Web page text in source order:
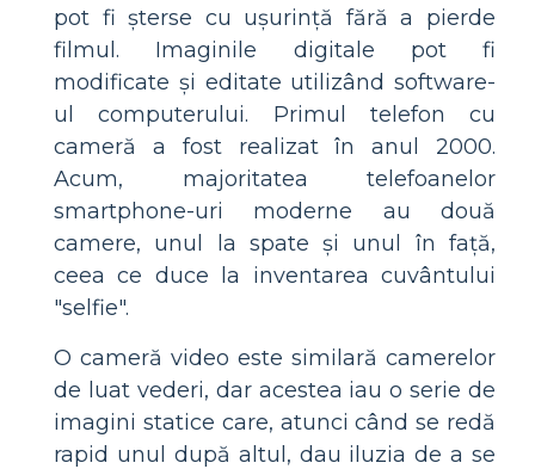
pot fi șterse cu ușurință fără a pierde
filmul. Imaginile digitale pot fi
modificate și editate utilizând software-
ul computerului. Primul telefon cu
cameră a fost realizat în anul 2000.
Acum, majoritatea telefoanelor
smartphone-uri moderne au două
camere, unul la spate și unul în față,
ceea ce duce la inventarea cuvântului
"selfie".
O cameră video este similară camerelor
de luat vederi, dar acestea iau o serie de
imagini statice care, atunci când se redă
rapid unul după altul, dau iluzia de a se